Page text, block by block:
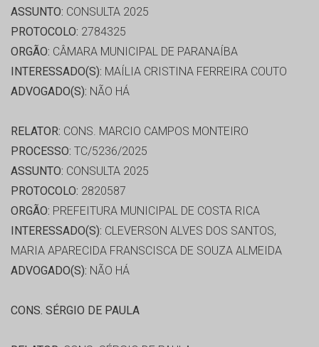
ASSUNTO: CONSULTA 2025
PROTOCOLO: 2784325
ORGÃO: CÂMARA MUNICIPAL DE PARANAÍBA
INTERESSADO(S): MAÍLIA CRISTINA FERREIRA COUTO
ADVOGADO(S): NÃO HÁ
RELATOR: CONS. MARCIO CAMPOS MONTEIRO
PROCESSO: TC/5236/2025
ASSUNTO: CONSULTA 2025
PROTOCOLO: 2820587
ORGÃO: PREFEITURA MUNICIPAL DE COSTA RICA
INTERESSADO(S): CLEVERSON ALVES DOS SANTOS,
MARIA APARECIDA FRANSCISCA DE SOUZA ALMEIDA
ADVOGADO(S): NÃO HÁ
CONS. SÉRGIO DE PAULA